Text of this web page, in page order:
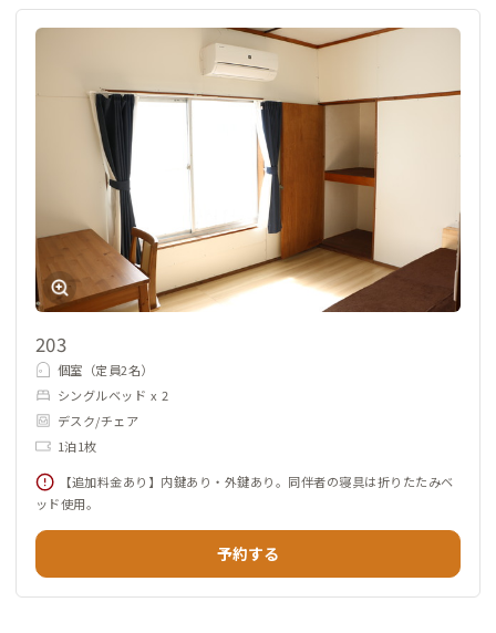
203
個室（定員2名）
シングルベッド x 2
デスク/チェア
1泊1枚
【追加料金あり】内鍵あり・外鍵あり。同伴者の寝具は折りたたみベ
ッド使用。
予約する